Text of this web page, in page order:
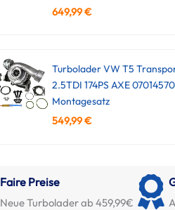
649,99€
Turbolader VW T5
2.5TDI 174PS AXE
Montagesatz
549,99€
Faire Preise
Neue Turbolader ab 459,99€